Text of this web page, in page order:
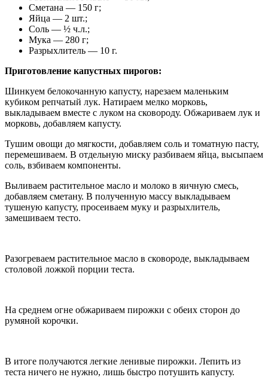
Сметана — 150 г;
Яйца — 2 шт.;
Соль — ½ ч.л.;
Мука — 280 г;
Разрыхлитель — 10 г.
Приготовление капустных пирогов:
Шинкуем белокочанную капусту, нарезаем маленьким
кубиком репчатый лук. Натираем мелко морковь,
выкладываем вместе с луком на сковороду. Обжариваем лук и
морковь, добавляем капусту.
Тушим овощи до мягкости, добавляем соль и томатную пасту,
перемешиваем. В отдельную миску разбиваем яйца, высыпаем
соль, взбиваем компоненты.
Выливаем растительное масло и молоко в яичную смесь,
добавляем сметану. В полученную массу выкладываем
тушеную капусту, просеиваем муку и разрыхлитель,
замешиваем тесто.
Разогреваем растительное масло в сковороде, выкладываем
столовой ложкой порции теста.
На среднем огне обжариваем пирожки с обеих сторон до
румяной корочки.
В итоге получаются легкие ленивые пирожки. Лепить из
теста ничего не нужно, лишь быстро потушить капусту.